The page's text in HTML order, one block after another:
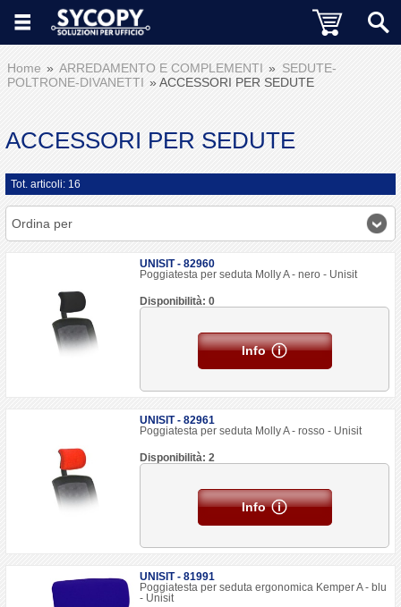
Home ARREDAMENTO E COMPLEMENTI
SEDUTE-
POLTRONE-DIVANETTI
ACCESSORI PER SEDUTE
ACCESSORI PER SEDUTE
Tot. articoli: 16
Ordina per
UNISIT - 82960
Poggiatesta per seduta Molly A - nero - Unisit
Disponibilità: 0
Info
UNISIT - 82961
Poggiatesta per seduta Molly A - rosso - Unisit
Disponibilità: 2
Info
UNISIT - 81991
Poggiatesta per seduta ergonomica Kemper A - blu
- Unisit